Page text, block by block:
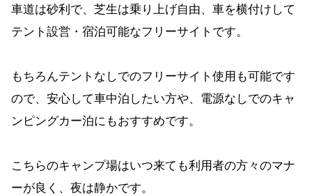
車道は砂利で、芝生は乗り上げ自由、車を横付けして
テント設営・宿泊可能なフリーサイトです。
もちろんテントなしでのフリーサイト使用も可能です
ので、安心して車中泊したい方や、電源なしでのキャ
ンピングカー泊にもおすすめです。
こちらのキャンプ場はいつ来ても利用者の方々のマナ
ーが良く、夜は静かです。